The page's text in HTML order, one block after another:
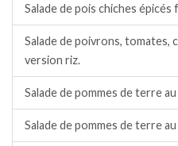
Salade de pois chiches épicés
Salade de poivrons,
version riz.
Salade de pommes de terre
Salade de pommes de terre